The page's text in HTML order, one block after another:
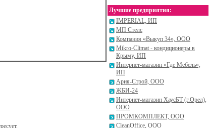
Лучшие предприятия:
IMPERIAL, ИП
МП Стелс
Компания «Выкуп 34», ООО
Mikro-Climat - кондиционеры в
Крыму, ИП
Интернет-магазин «Где Мебель»,
ИП
Ария-Строй, ООО
ЖБИ-24
Интернет-магазин ХаусБТ (г.Орел),
ООО
ПРОМКОМПЛЕКТ, ООО
CleanOffice, ООО